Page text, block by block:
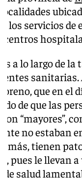
los servicios
centros
a lo largo de
que en el
de que las
“mayores”,
no estaban
tienen
pues le llevan
de salud